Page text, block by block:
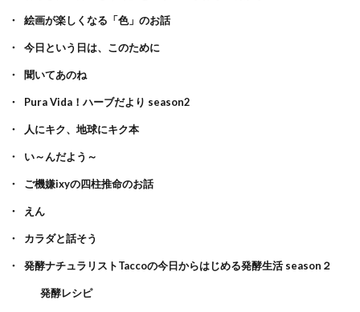
絵画が楽しくなる「色」のお話
今日という日は、このために
聞いてあのね
Pura Vida！ハーブだより season2
人にキク、地球にキク本
い～んだよう～
ご機嫌ixyの四柱推命のお話
えん
カラダと話そう
発酵ナチュラリストTaccoの今日からはじめる発酵生活 season２
発酵レシピ